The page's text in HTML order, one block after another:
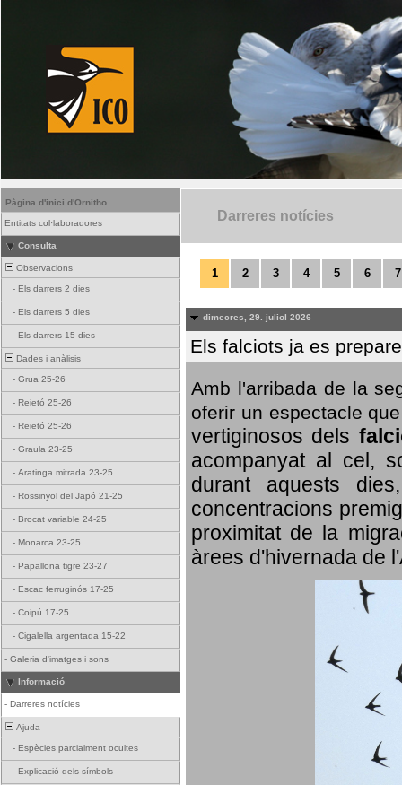
Pàgina d'inici d'Ornitho
Entitats col·laboradores
Consulta
Observacions
- Els darrers 2 dies
- Els darrers 5 dies
- Els darrers 15 dies
Dades i anàlisis
- Grua 25-26
- Reietó 25-26
- Reietó 25-26
- Graula 23-25
- Aratinga mitrada 23-25
- Rossinyol del Japó 21-25
- Brocat variable 24-25
- Monarca 23-25
- Papallona tigre 23-27
- Escac ferruginós 17-25
- Coipú 17-25
- Cigalella argentada 15-22
- Galeria d'imatges i sons
Informació
- Darreres notícies
Ajuda
- Espècies parcialment ocultes
- Explicació dels símbols
Darreres notícies
1 2 3 4 5 6 7
dimecres, 29. juliol 2026
Els falciots ja es
Amb l'arribada de la
oferir un espectacle
vertiginosos dels
acompanyat al cel,
durant aquests
concentracions
proximitat de la
àrees d'hivernada de